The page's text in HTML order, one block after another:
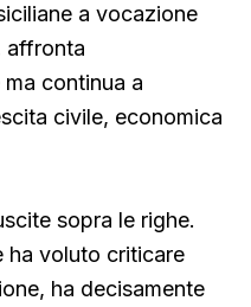
a vocazione
affronta
continua a
civile, economica
sopra le righe.
ha voluto criticare
ha decisamente